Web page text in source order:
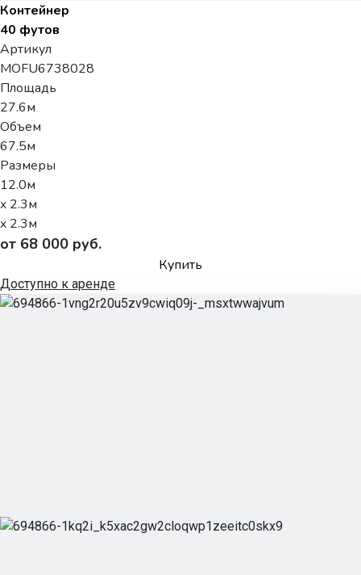
Контейнер
40 футов
Артикул
MOFU6738028
Площадь
27.6м
Объем
67.5м
Размеры
12.0м
x 2.3м
x 2.3м
от 68 000 руб.
Купить
Доступно к аренде